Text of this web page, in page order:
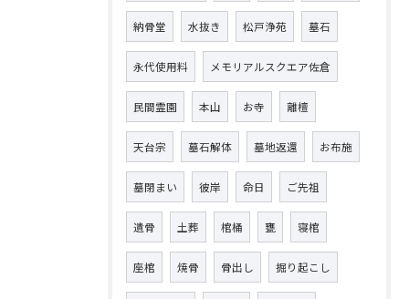
納骨堂 水抜き 松戸浄苑 墓石
永代使用料 メモリアルスクエア佐倉
民間霊園 本山 お寺 離檀
天台宗 墓石解体 墓地返還 お布施
墓閉まい 彼岸 命日 ご先祖
遺骨 土葬 棺桶 甕 寝棺
座棺 焼骨 骨出し 掘り起こし